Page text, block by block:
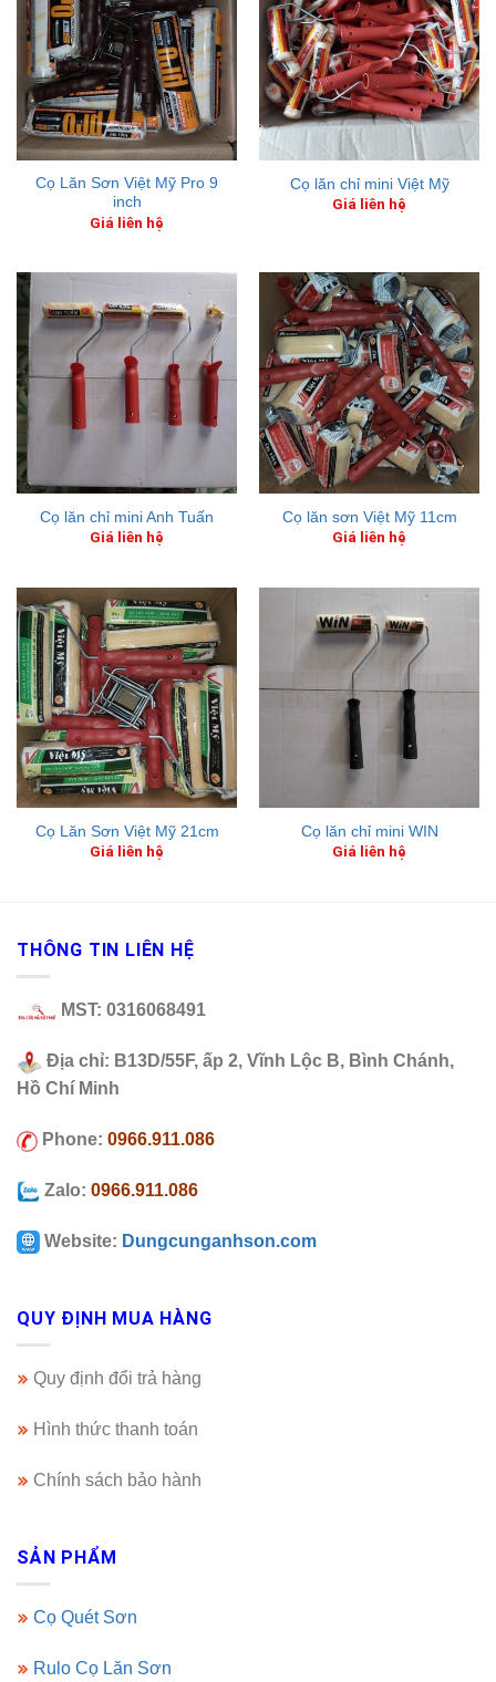
Cọ Lăn Sơn Việt Mỹ Pro 9
inch
Giá liên hệ
Cọ lăn chỉ mini Việt Mỹ
Giá liên hệ
Cọ lăn chỉ mini Anh Tuấn
Giá liên hệ
Cọ lăn sơn Việt Mỹ 11cm
Giá liên hệ
Cọ Lăn Sơn Việt Mỹ 21cm
Giá liên hệ
Cọ lăn chỉ mini WIN
Giá liên hệ
THÔNG TIN LIÊN HỆ
MST: 0316068491
Địa chỉ: B13D/55F, ấp 2, Vĩnh Lộc B, Bình Chánh,
Hồ Chí Minh
Phone: 0966.911.086
Zalo: 0966.911.086
Website: Dungcunganhson.com
QUY ĐỊNH MUA HÀNG
Quy định đổi trả hàng
Hình thức thanh toán
Chính sách bảo hành
SẢN PHẨM
Cọ Quét Sơn
Rulo Cọ Lăn Sơn